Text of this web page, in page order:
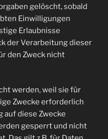
gelöscht, sobald
Einwilligungen
Erlaubnisse
der Verarbeitung dieser
den Zweck nicht
werden, weil sie für
Zwecke erforderlich
auf diese Zwecke
gesperrt und nicht